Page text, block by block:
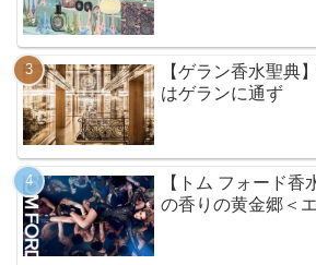
【ゲラン香水聖典
はゲランに通ず
【トム フォード香
の香りの黄金郷＜